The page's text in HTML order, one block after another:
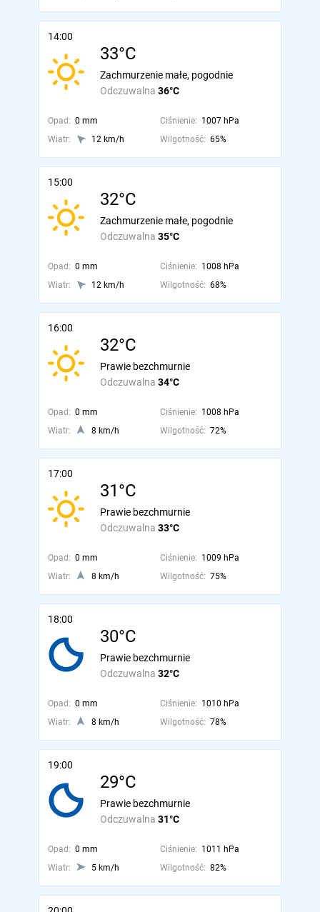
14:00
33°C
Odczuwalna 36°C
Zachmurzenie małe, pogodnie
Opad: 0 mm Ciśnienie: 1007 hPa
Wiatr:
12 km/h Wilgotność: 65%
15:00
32°C
Odczuwalna 35°C
Zachmurzenie małe, pogodnie
Opad: 0 mm Ciśnienie: 1008 hPa
Wiatr:
12 km/h Wilgotność: 68%
16:00
32°C
Odczuwalna 34°C
Prawie bezchmurnie
Opad: 0 mm Ciśnienie: 1008 hPa
Wiatr:
8 km/h Wilgotność: 72%
17:00
31°C
Odczuwalna 33°C
Prawie bezchmurnie
Opad: 0 mm Ciśnienie: 1009 hPa
Wiatr:
8 km/h Wilgotność: 75%
18:00
30°C
Odczuwalna 32°C
Prawie bezchmurnie
Opad: 0 mm Ciśnienie: 1010 hPa
Wiatr:
8 km/h Wilgotność: 78%
19:00
29°C
Odczuwalna 31°C
Prawie bezchmurnie
Opad: 0 mm Ciśnienie: 1011 hPa
Wiatr:
5 km/h Wilgotność: 82%